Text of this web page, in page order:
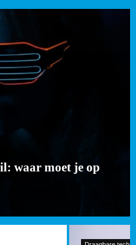
waar moet je op